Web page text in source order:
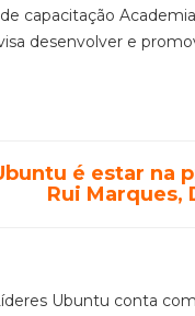
capacitação
desenvolver e
é estar na
Rui
Ubuntu conta